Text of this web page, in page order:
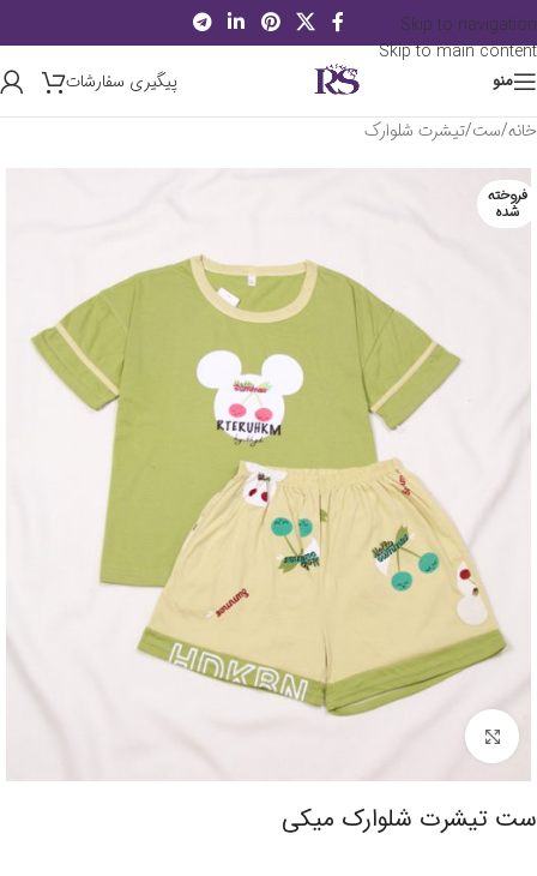
Skip to navigation
Skip to main content
منو
پیگیری سفارشات
خانه/ست/تیشرت شلوارک
فروخته
شده
برای بزرگنمایی کلیک کنید
ست تیشرت شلوارک میکی